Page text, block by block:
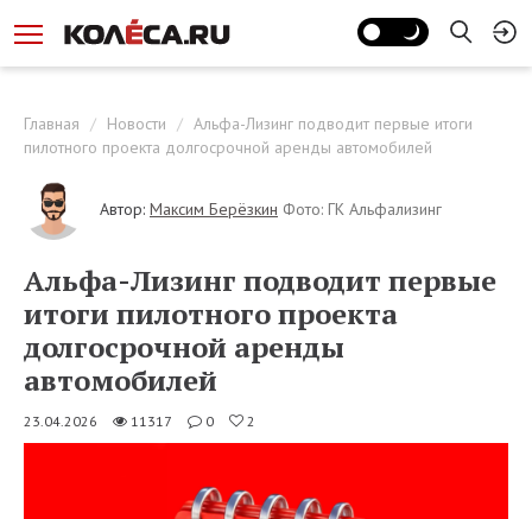
Главная Новости
Альфа-Лизинг подводит первые итоги
пилотного проекта долгосрочной аренды автомобилей
Автор: Максим Берёзкин Фото: ГК Альфализинг
Альфа-Лизинг подводит первые
итоги пилотного проекта
долгосрочной аренды
автомобилей
23.04.2026 11317 0 2